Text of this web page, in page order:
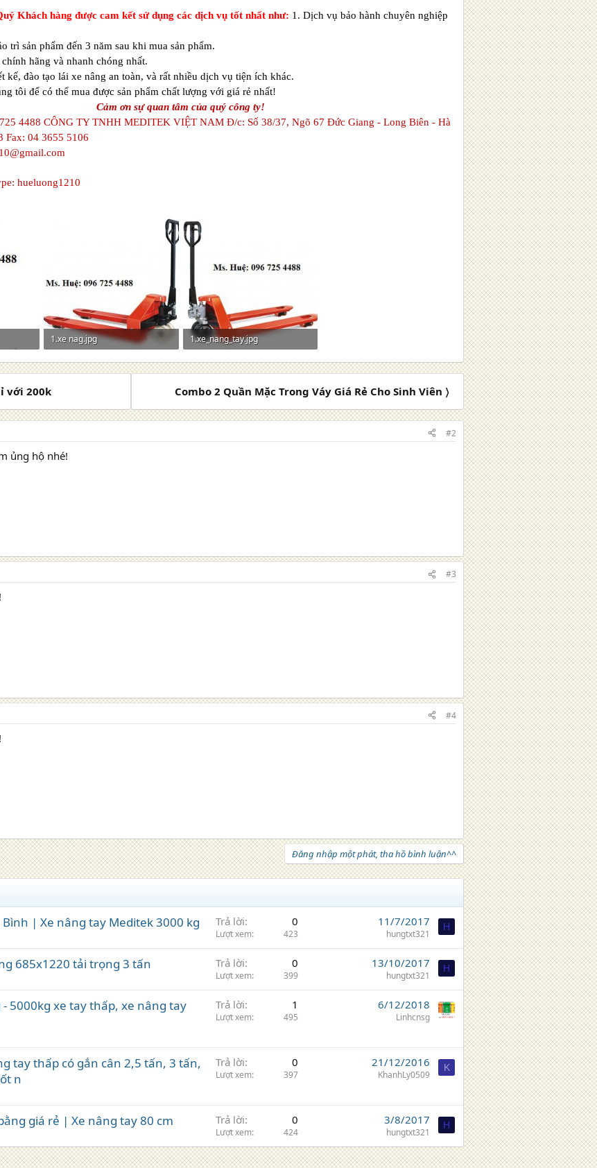
Khách hàng được cam kết sử dụng các dịch vụ tốt nhất như: 1. Dịch vụ bảo hành chuyên nghiệp
trì sản phẩm đến 3 năm sau khi mua sản phẩm.
hãng và nhanh chóng nhất.
kế, đào tạo lái xe nâng an toàn, và rất nhiều dịch vụ tiện ích khác.
tôi để có thể mua được sản phẩm chất lượng với giá rẻ nhất!
Cảm ơn sự quan tâm của quý công ty!
4488 CÔNG TY TNHH MEDITEK VIỆT NAM Đ/c: Số 38/37, Ngõ 67 Đức Giang - Long Biên - Hà
Fax: 04 3655 5106
hueluong1210
1.xe nag.jpg
27,8 KB · Lượt xem: 126
1.xe_nang_tay.jpg
28,2 KB · Lượt xem: 132
với 200k Combo 2 Quần Mặc Trong Váy Giá Rẻ Cho Sinh Viên 〉
#2
ủng hộ nhé!
#3
#4
Đăng nhập một phát, tha hồ bình luận^^
| Xe nâng tay Meditek 3000 kg Trả lời 0
Lượt xem 423
11/7/2017
hungtxt321
H
685x1220 tải trọng 3 tấn Trả lời 0
Lượt xem 399
13/10/2017
hungtxt321
H
5000kg xe tay thấp, xe nâng tay
Trả lời 1
Lượt xem 495
6/12/2018
Linhcnsg
tay thấp có gắn cân 2,5 tấn, 3 tấn,
n
Trả lời 0
Lượt xem 397
21/12/2016
KhanhLy0509
K
giá rẻ | Xe nâng tay 80 cm Trả lời 0
Lượt xem 424
3/8/2017
hungtxt321
H